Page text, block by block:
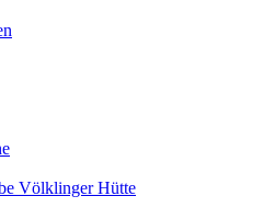
Völklinger Hütte